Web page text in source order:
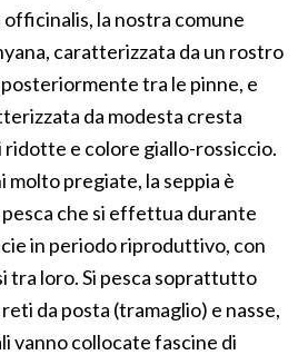
officinalis, la nostra comune
caratterizzata da un rostro
tra le pinne, e
da modesta cresta
e colore giallo-rossiccio.
molto pregiate, la seppia è
che si effettua durante
in periodo riproduttivo, con
tra loro. Si pesca soprattutto
da posta (tramaglio) e nasse,
vanno collocate fascine di